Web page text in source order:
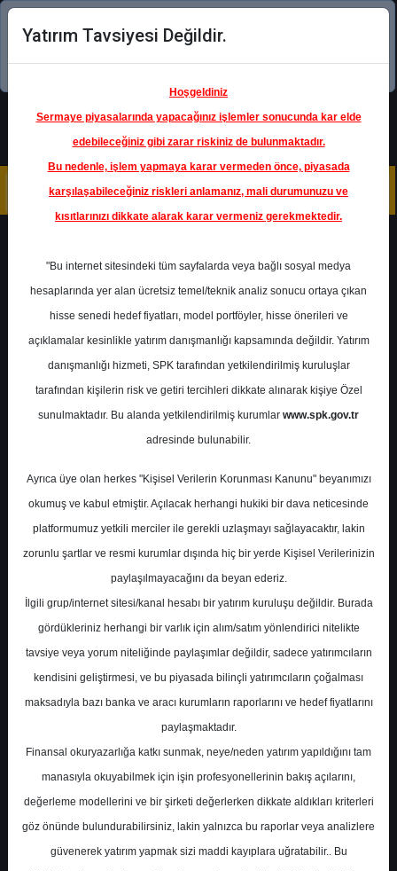
Şimdi uygulamayı indirin!
HALKB - TÜRKİYE HALK BANKASI
A.Ş.
Hedef Fiyat 16.60 ₺
Getiri
%0.00
0 0
En Yüksek Tahmin
Ortalama Fiyat Tahmini
Ortalama Getiri Potansiyeli
Kurum Sayısı
12
Yatırım Tavsiyesi Değildir.
Hoşgeldiniz
Sermaye piyasalarında yapacağınız işlemler sonucunda kar elde
edebileceğiniz gibi zarar riskiniz de bulunmaktadır.
Bu nedenle, işlem yapmaya karar vermeden önce, piyasada
karşılaşabileceğiniz riskleri anlamanız, mali durumunuzu ve
kısıtlarınızı dikkate alarak karar vermeniz gerekmektedir.
"Bu internet sitesindeki tüm sayfalarda veya bağlı sosyal medya
hesaplarında yer alan ücretsiz temel/teknik analiz sonucu ortaya çıkan
hisse senedi hedef fiyatları, model portföyler, hisse önerileri ve
açıklamalar kesinlikle yatırım danışmanlığı kapsamında değildir. Yatırım
danışmanlığı hizmeti, SPK tarafından yetkilendirilmiş kuruluşlar
tarafından kişilerin risk ve getiri tercihleri dikkate alınarak kişiye Özel
sunulmaktadır. Bu alanda yetkilendirilmiş kurumlar www.spk.gov.tr
adresinde bulunabilir.
Ayrıca üye olan herkes "Kişisel Verilerin Korunması Kanunu" beyanımızı
okumuş ve kabul etmiştir. Açılacak herhangi hukiki bir dava neticesinde
platformumuz yetkili merciler ile gerekli uzlaşmayı sağlayacaktır, lakin
zorunlu şartlar ve resmi kurumlar dışında hiç bir yerde Kişisel Verilerinizin
paylaşılmayacağını da beyan ederiz.
İlgili grup/internet sitesi/kanal hesabı bir yatırım kuruluşu değildir. Burada
gördükleriniz herhangi bir varlık için alım/satım yönlendirici nitelikte
tavsiye veya yorum niteliğinde paylaşımlar değildir, sadece yatırımcıların
kendisini geliştirmesi, ve bu piyasada bilinçli yatırımcıların çoğalması
maksadıyla bazı banka ve aracı kurumların raporlarını ve hedef fiyatlarını
paylaşmaktadır.
Finansal okuryazarlığa katkı sunmak, neye/neden yatırım yapıldığını tam
manasıyla okuyabilmek için işin profesyonellerinin bakış açılarını,
değerleme modellerini ve bir şirketi değerlerken dikkate aldıkları kriterleri
göz önünde bulundurabilirsiniz, lakin yalnızca bu raporlar veya analizlere
güvenerek yatırım yapmak sizi maddi kayıplara uğratabilir.. Bu